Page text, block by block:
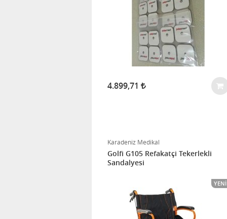
4.899,71
Karadeniz Medikal
Golfi G105 Refakatçi Tekerlekli
Sandalyesi
YENI